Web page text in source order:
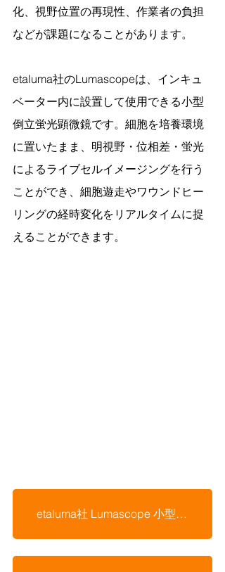
化、視野位置の再現性、作業者の負担
などが課題になることがあります。
etaluma社のLumascopeは、インキュ
ベーター内に設置して使用できる小型
倒立蛍光顕微鏡です。細胞を培養環境
に置いたまま、明視野・位相差・蛍光
によるライブセルイメージングを行う
ことができ、細胞遊走やワウンドヒー
リングの経時変化をリアルタイムに捉
えることができます。
etaluma社 Lumascope 小型蛍光顕微鏡